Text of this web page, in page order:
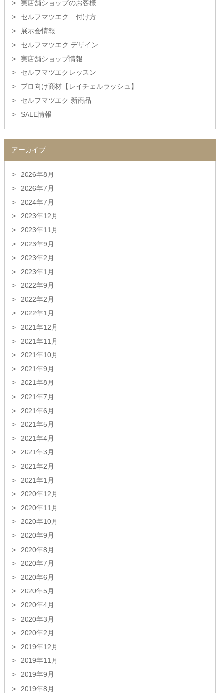
実店舗ショップのお客様
セルフマツエク 付け方
展示会情報
セルフマツエク デザイン
実店舗ショップ情報
セルフマツエクレッスン
プロ向け商材【レイチェルラッシュ】
セルフマツエク 新商品
SALE情報
アーカイブ
2026年8月
2026年7月
2024年7月
2023年12月
2023年11月
2023年9月
2023年2月
2023年1月
2022年9月
2022年2月
2022年1月
2021年12月
2021年11月
2021年10月
2021年9月
2021年8月
2021年7月
2021年6月
2021年5月
2021年4月
2021年3月
2021年2月
2021年1月
2020年12月
2020年11月
2020年10月
2020年9月
2020年8月
2020年7月
2020年6月
2020年5月
2020年4月
2020年3月
2020年2月
2019年12月
2019年11月
2019年9月
2019年8月